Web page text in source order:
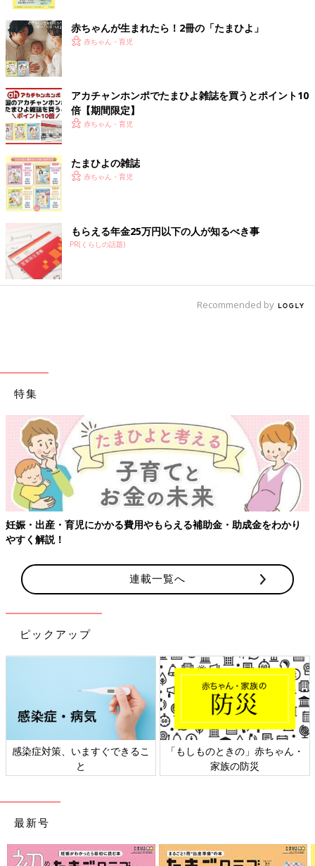
夫は、
は？！」と思って買ってきたようですが、
息子には少し早かったみたいです…
夫にすぐメールして、壊してしまった事を謝ったら、
と言ってくれました。寛大すぎる…！！
夫の大らかな心が、息子にも引き継がれたらいいなぁと
思ったにくざんまいでした。
食べることが大好きなワーキングマザー。
肉が大好物で、セールをこよなく愛する。
納豆とバナナが好きな
マイペースな夫との生活を漫画にして
赤ちゃんが生まれたら！2冊の「たまひよ」
赤ちゃん・育児
アカチャンホンポでたまひよ雑誌を買うとポイント10
倍【期間限定】
赤ちゃん・育児
たまひよの雑誌
赤ちゃん・育児
もらえる年金25万円以下の人が知るべき事
PR(くらしの話題)
Recommended by
特集
妊娠・出産・育児にかかる費用やもらえる補助金・助成金をわかり
やすく解説！
連載一覧へ
ピックアップ
感染症対策、いますぐできるこ
と
「もしものときの」赤ちゃん・
家族の防災
最新号